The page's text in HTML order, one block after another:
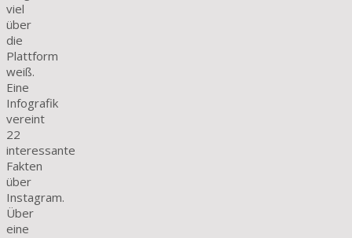
viel
über
die
Plattform
weiß.
Eine
Infografik
vereint
22
interessante
Fakten
über
Instagram.
Über
eine